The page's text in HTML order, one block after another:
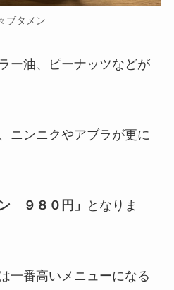
ブタメン
ー油、ピーナッツなどが
ニンニクやアブラが更に
９８０円」
となりま
一番高いメニューになる